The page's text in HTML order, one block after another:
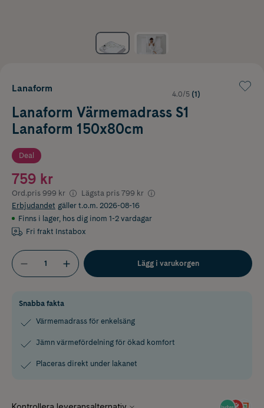
Lanaform
4.0/5 (1)
Lanaform Värmemadrass S1
Lanaform 150x80cm
Deal
759 kr
Ord.pris 999 kr Lägsta pris 799 kr
Erbjudandet gäller t.o.m. 2026-08-16
Finns i lager, hos dig inom 1-2 vardagar
Fri frakt Instabox
Lägg i varukorgen
Snabba fakta
Värmemadrass för enkelsäng
Jämn värmefördelning för ökad komfort
Placeras direkt under lakanet